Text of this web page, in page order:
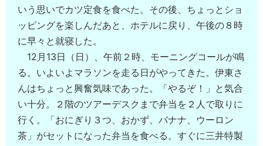
いう思いでカツ定食を食べた。その後、ちょっとショ
ッピングを楽しんだあと、ホテルに戻り、午後の８時
に早々と就寝した。
12月13日（日）、午前２時、モーニングコールが鳴
る。いよいよマラソンを走る日がやってきた。伊東さ
んはちょっと興奮気味であった。「やるぞ！」と気合
い十分。２階のツアーデスクまで弁当を２人で取りに
行く。「おにぎり３つ、おかず、バナナ、ウーロン
茶」がセットになった弁当を食べる。すぐに三井特製